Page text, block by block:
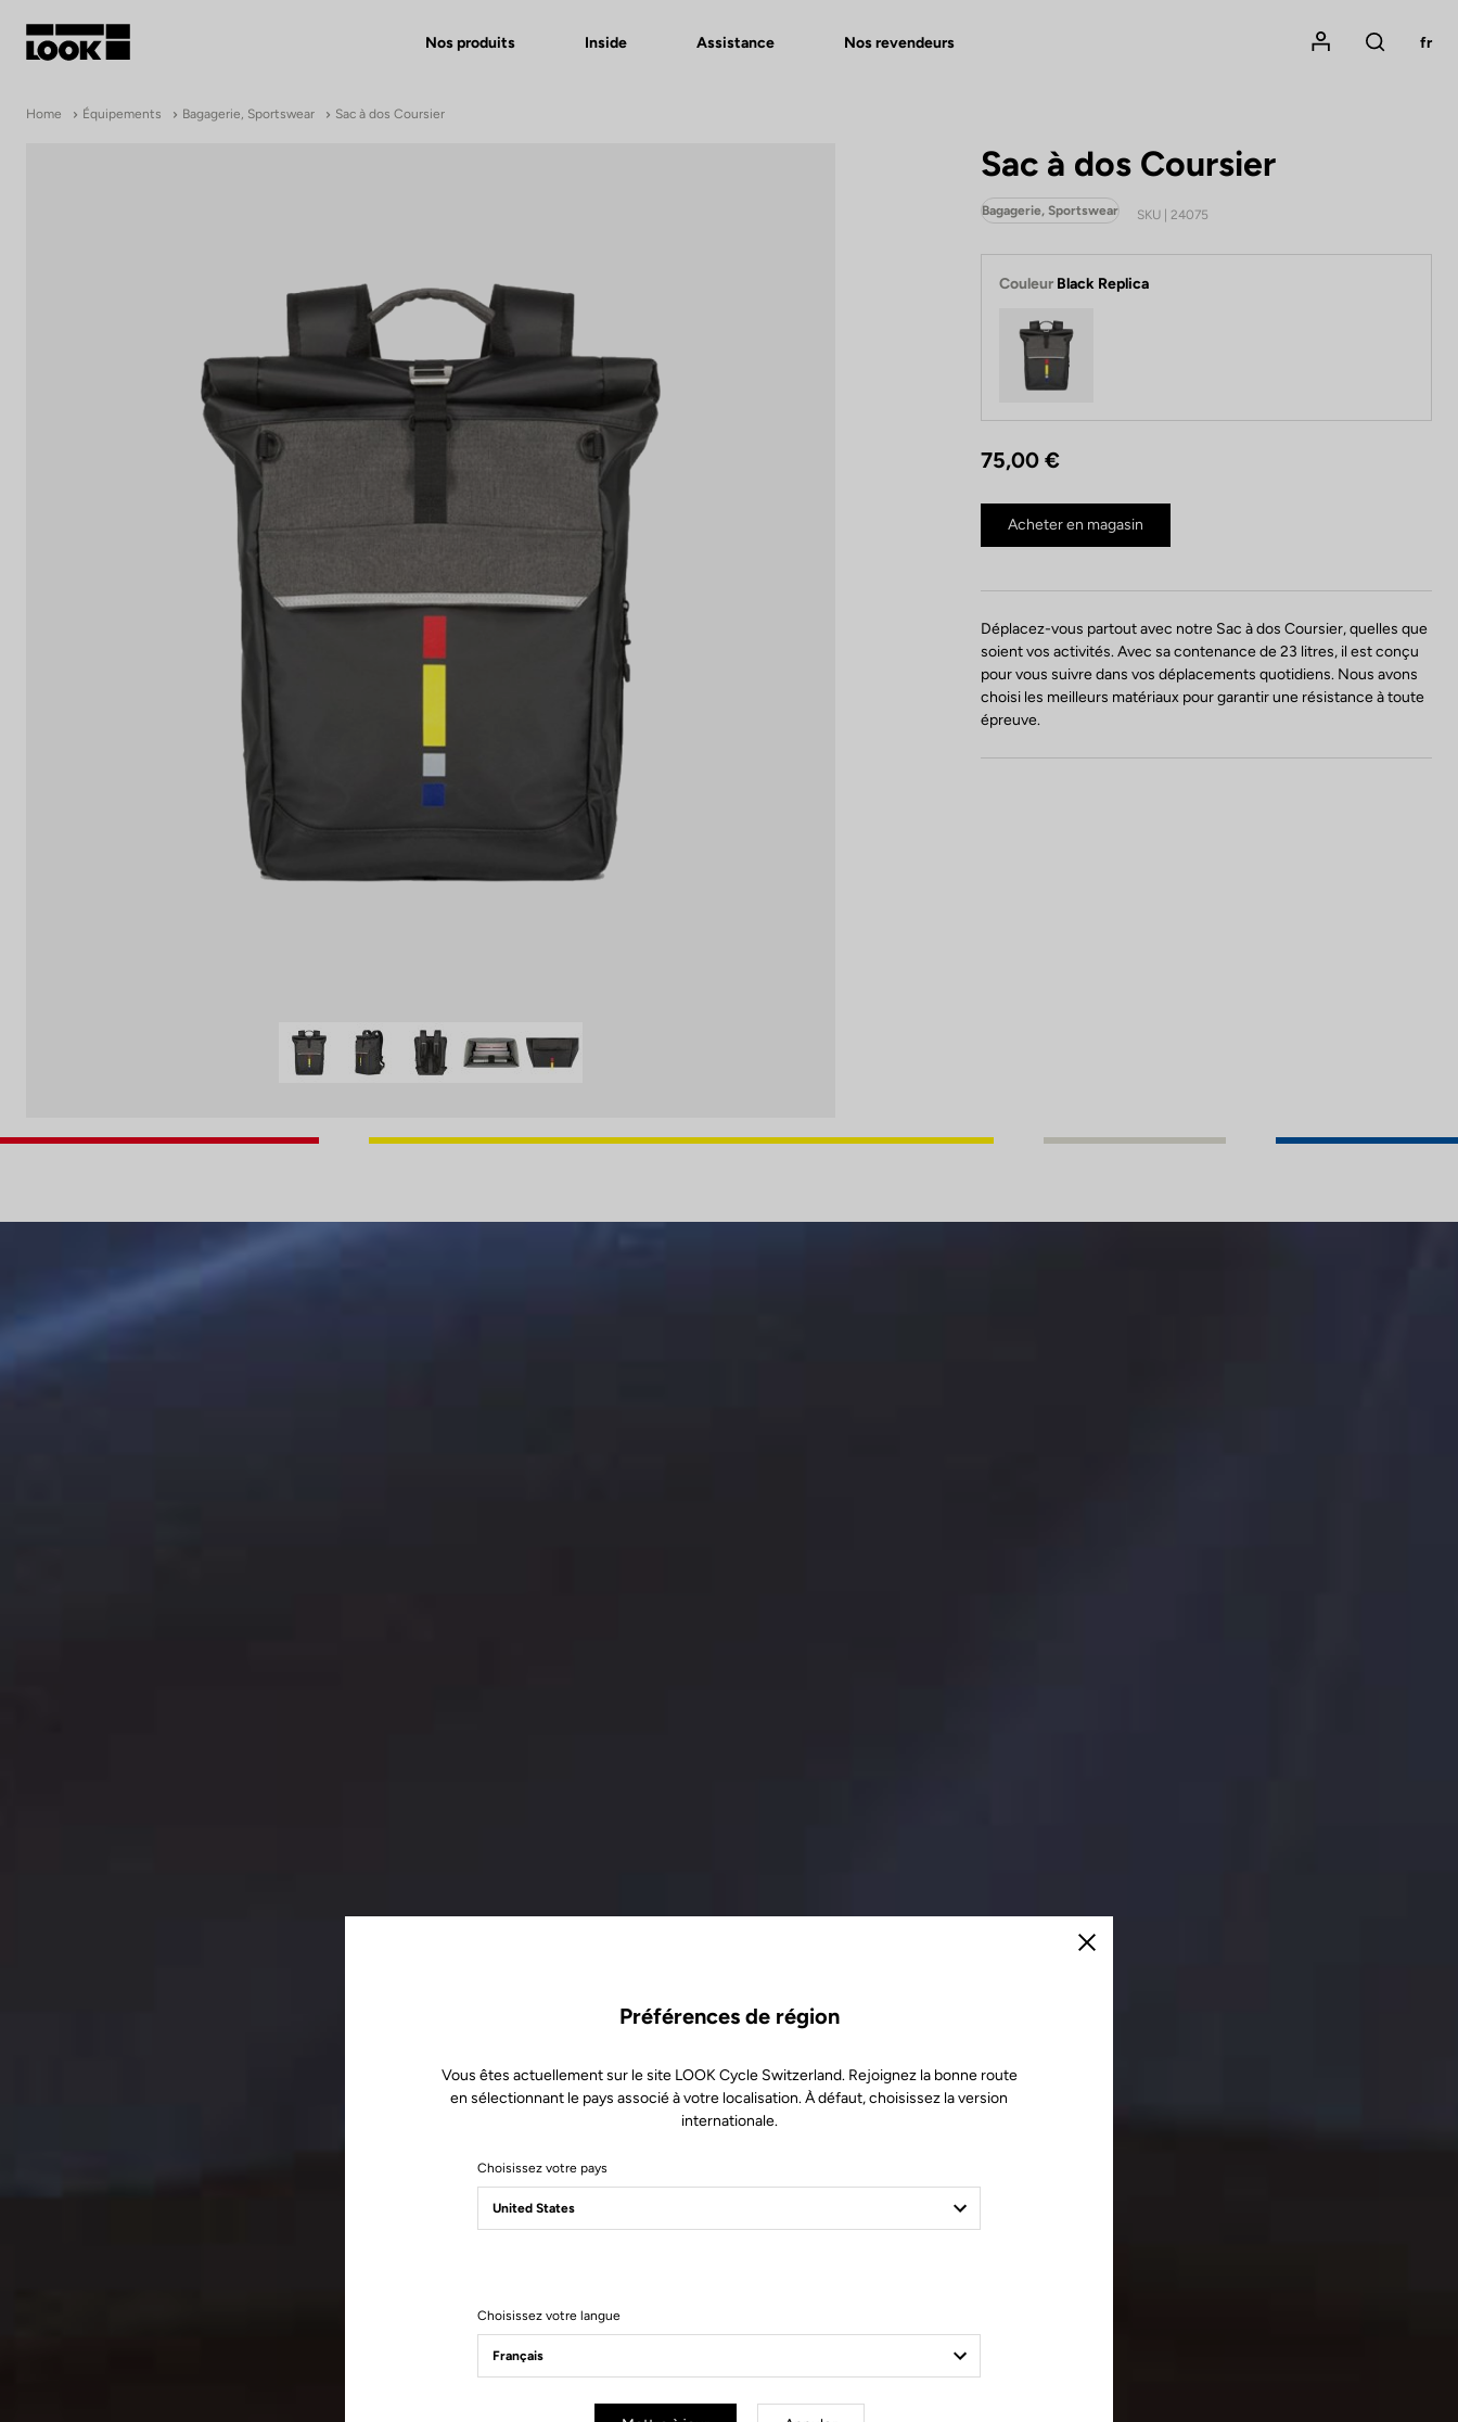
Nos produits Inside Assistance Nos revendeurs
Mon compte
Rechercher
fr
Home Équipements Bagagerie, Sportswear Sac à dos Coursier
Sac à dos Coursier
Bagagerie, Sportswear SKU | 24075
Couleur Black Replica
75,00 €
Acheter en magasin
Déplacez-vous partout avec notre Sac à dos Coursier, quelles que
soient vos activités. Avec sa contenance de 23 litres, il est conçu
pour vous suivre dans vos déplacements quotidiens. Nous avons
choisi les meilleurs matériaux pour garantir une résistance à toute
épreuve.
Fermer
Préférences de région
Vous êtes actuellement sur le site LOOK Cycle Switzerland. Rejoignez la bonne route
en sélectionnant le pays associé à votre localisation. À défaut, choisissez la version
internationale.
Choisissez votre pays
Choisissez votre langue